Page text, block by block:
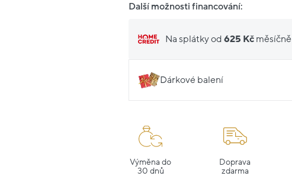
Další možnosti financování:
Na splátky od625 Kč měsíčně
Dárkové balení
Výměna do
30 dnů
Doprava
zdarma